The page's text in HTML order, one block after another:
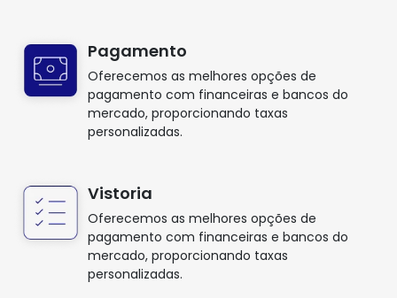
Pagamento
Oferecemos as melhores opções de
pagamento com financeiras e bancos do
mercado, proporcionando taxas
personalizadas.
Vistoria
Oferecemos as melhores opções de
pagamento com financeiras e bancos do
mercado, proporcionando taxas
personalizadas.